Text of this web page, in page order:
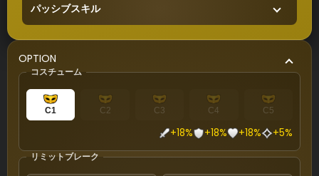
パッシブスキル
OPTION
コスチューム
C1 C2 C3 C4 C5
+18% +18% +18% +5%
リミットブレーク